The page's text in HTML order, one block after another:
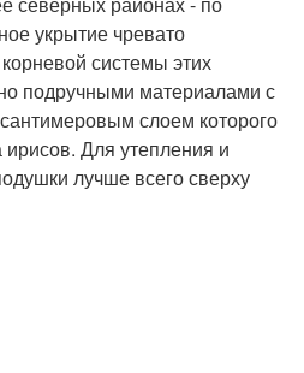
укрытие чревато
системы этих
подручными материалами с
слоем которого
Для утепления и
лучше всего сверху